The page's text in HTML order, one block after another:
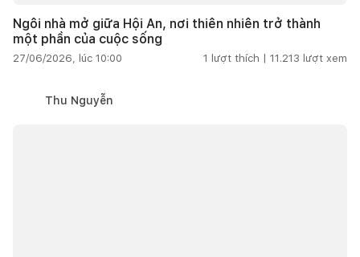
Ngôi nhà mở giữa Hội An, nơi thiên nhiên trở thành
một phần của cuộc sống
27/06/2026, lúc 10:00 1 lượt thích | 11.213 lượt xem
Thu Nguyễn